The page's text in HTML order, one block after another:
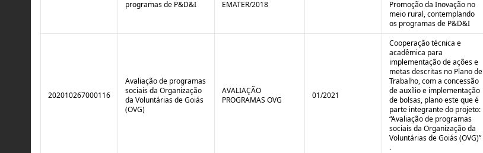
programas de P&D&I
EMATER/2018
Promoção da Inovação no
meio rural, contemplando
os programas de P&D&I
202010267000116
Avaliação de programas
sociais da Organização
da Voluntárias de Goiás
(OVG)
AVALIAÇÃO
PROGRAMAS OVG
01/2021
Cooperação técnica e
acadêmica para
implementação de ações e
metas descritas no Plano de
Trabalho, com a concessão
de auxílio e implementação
de bolsas, plano este que é
parte integrante do projeto:
“Avaliação de programas
sociais da Organização da
Voluntárias de Goiás (OVG)”
.